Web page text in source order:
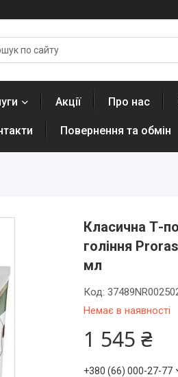
Акції Про нас
Повернення та обмін
Класична Т-
гоління
мл
Немає в наявності
Код:
1 545 ₴
+380 (66) 000-27-77